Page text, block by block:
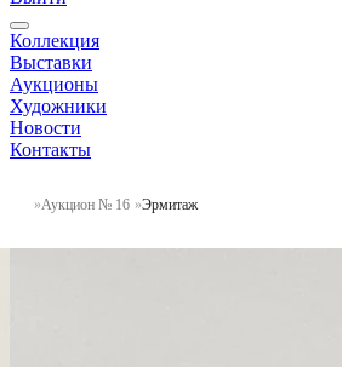
Коллекция
Выставки
Аукционы
Художники
Новости
Контакты
Аукцион № 16 Эрмитаж